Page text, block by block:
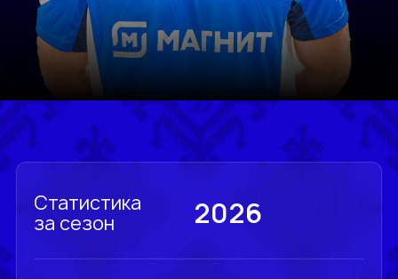
Статистика
за сезон
2026